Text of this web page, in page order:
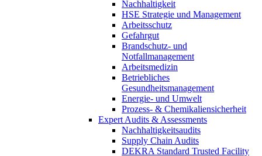
Nachhaltigkeit
HSE Strategie und Management
Arbeitsschutz
Gefahrgut
Brandschutz- und
Notfallmanagement
Arbeitsmedizin
Betriebliches
Gesundheitsmanagement
Energie- und Umwelt
Prozess- & Chemikaliensicherheit
Expert Audits & Assessments
Nachhaltigkeitsaudits
Supply Chain Audits
DEKRA Standard Trusted Facility